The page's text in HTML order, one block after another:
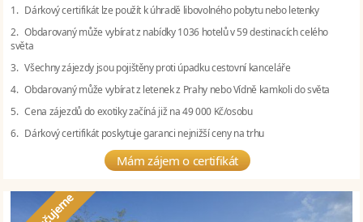
1. Dárkový certifikát lze použít k úhradě libovolného pobytu nebo letenky
2. Obdarovaný může vybírat z nabídky 1036 hotelů v 59 destinacích celého
světa
3. Všechny zájezdy jsou pojištěny proti úpadku cestovní kanceláře
4. Obdarovaný může vybírat z letenek z Prahy nebo Vídně kamkoli do světa
5. Cena zájezdů do exotiky začíná již na 49 000 Kč/osobu
6. Dárkový certifikát poskytuje garanci nejnižší ceny na trhu
Mám zájem o certifikát